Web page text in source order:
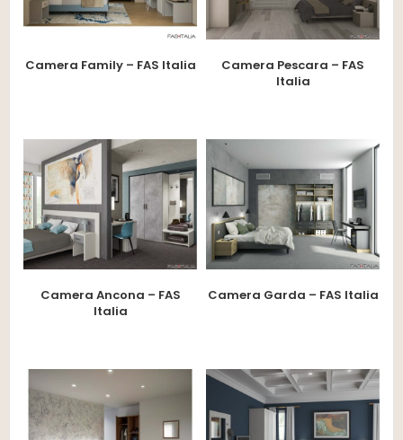
Camera Family – FAS Italia
Camera Pescara – FAS
Italia
Camera Ancona – FAS
Italia
Camera Garda – FAS Italia